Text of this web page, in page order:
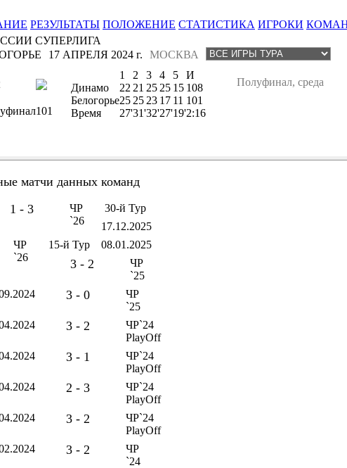
РЕЗУЛЬТАТЫ ПОЛОЖЕНИЕ СТАТИСТИКА ИГРОКИ
СУПЕРЛИГА
МОСКВА
17 АПРЕЛЯ 2024 г.
101
Полуфинал, среда
1 2 3 4 5
И
Динамо
22 21 25 25 15 108
Белогорье25 25 23 17 11 101
Время
27'31'32'27'19'2:16
матчи данных команд
1 - 3
ЧР
`26
30-й Тур
17.12.2025
ЧР
`26
15-й Тур 08.01.2025
3 - 2
ЧР
`25
3 - 0
ЧР
`25
3 - 2
ЧР`24
PlayOff
3 - 1
ЧР`24
PlayOff
2 - 3
ЧР`24
PlayOff
3 - 2
ЧР`24
PlayOff
3 - 2
ЧР
`24